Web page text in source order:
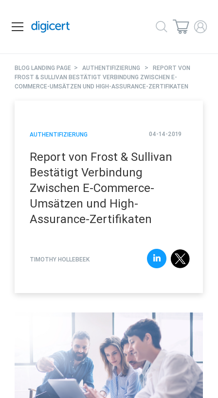
BLOG LANDING PAGE > AUTHENTIFIZIERUNG > REPORT VON
FROST & SULLIVAN BESTÄTIGT VERBINDUNG ZWISCHEN E-
COMMERCE-UMSÄTZEN UND HIGH-ASSURANCE-ZERTIFIKATEN
AUTHENTIFIZIERUNG 04-14-2019
Report von Frost & Sullivan
Bestätigt Verbindung
Zwischen E-Commerce-
Umsätzen und High-
Assurance-Zertifikaten
TIMOTHY HOLLEBEEK